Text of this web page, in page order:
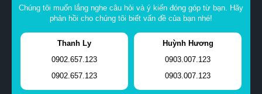
Chúng tôi muốn lắng nghe câu hỏi và ý kiến đóng góp từ bạn. Hãy
phản hồi cho chúng tôi biết vấn đề của bạn nhé!
Thanh Ly
0902.657.123
0902.657.123
Huỳnh Hương
0903.007.123
0903.007.123